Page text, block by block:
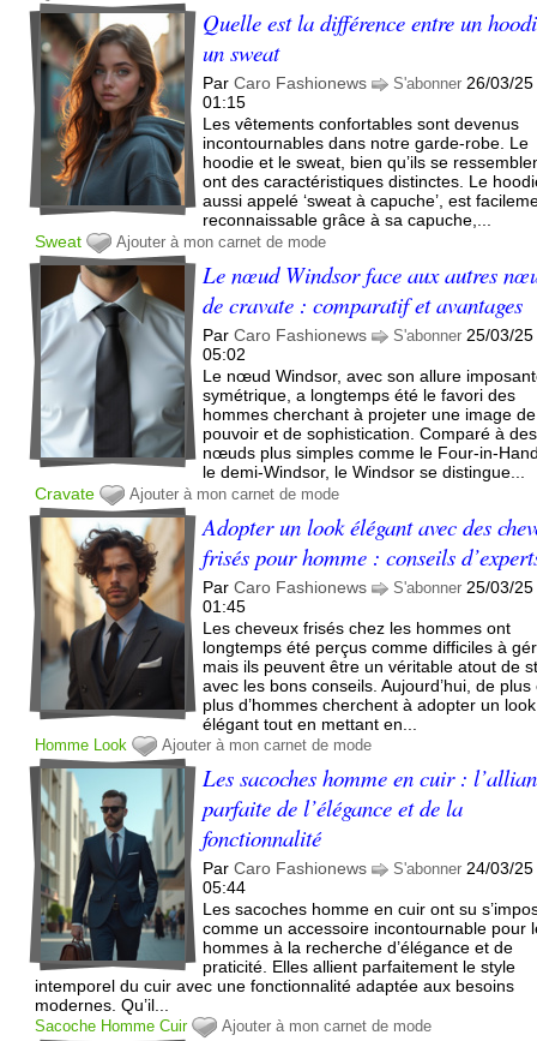
Quelle est la différence entre un
un sweat
ParCaro Fashionews S'abonner 26/03/25
01:15
Les vêtements confortables sont devenus
incontournables dans notre garde-robe. Le
hoodie et le sweat, bien qu’ils se
ont des caractéristiques distinctes. Le
aussi appelé ‘sweat à capuche’, est
reconnaissable grâce à sa capuche,...
Sweat
Ajouter à mon carnet de mode
Le nœud Windsor face aux autres
de cravate : comparatif et avantages
ParCaro Fashionews S'abonner 25/03/25
05:02
Le nœud Windsor, avec son allure
symétrique, a longtemps été le favori des
hommes cherchant à projeter une image de
pouvoir et de sophistication. Comparé à des
nœuds plus simples comme le Four-in-
le demi-Windsor, le Windsor se distingue...
Cravate
Ajouter à mon carnet de mode
Adopter un look élégant avec des
frisés pour homme : conseils
ParCaro Fashionews S'abonner 25/03/25
01:45
Les cheveux frisés chez les hommes ont
longtemps été perçus comme difficiles à
mais ils peuvent être un véritable atout de
avec les bons conseils. Aujourd’hui, de plus
plus d’hommes cherchent à adopter un look
élégant tout en mettant en...
Homme Look Ajouter à mon carnet de mode
Les sacoches homme en cuir :
parfaite de l’élégance et de la
fonctionnalité
ParCaro Fashionews S'abonner 24/03/25
05:44
Les sacoches homme en cuir ont su
comme un accessoire incontournable pour
hommes à la recherche d’élégance et de
praticité. Elles allient parfaitement le style
intemporel du cuir avec une fonctionnalité adaptée aux besoins
modernes. Qu’il...
Sacoche Homme Cuir Ajouter à mon carnet de mode